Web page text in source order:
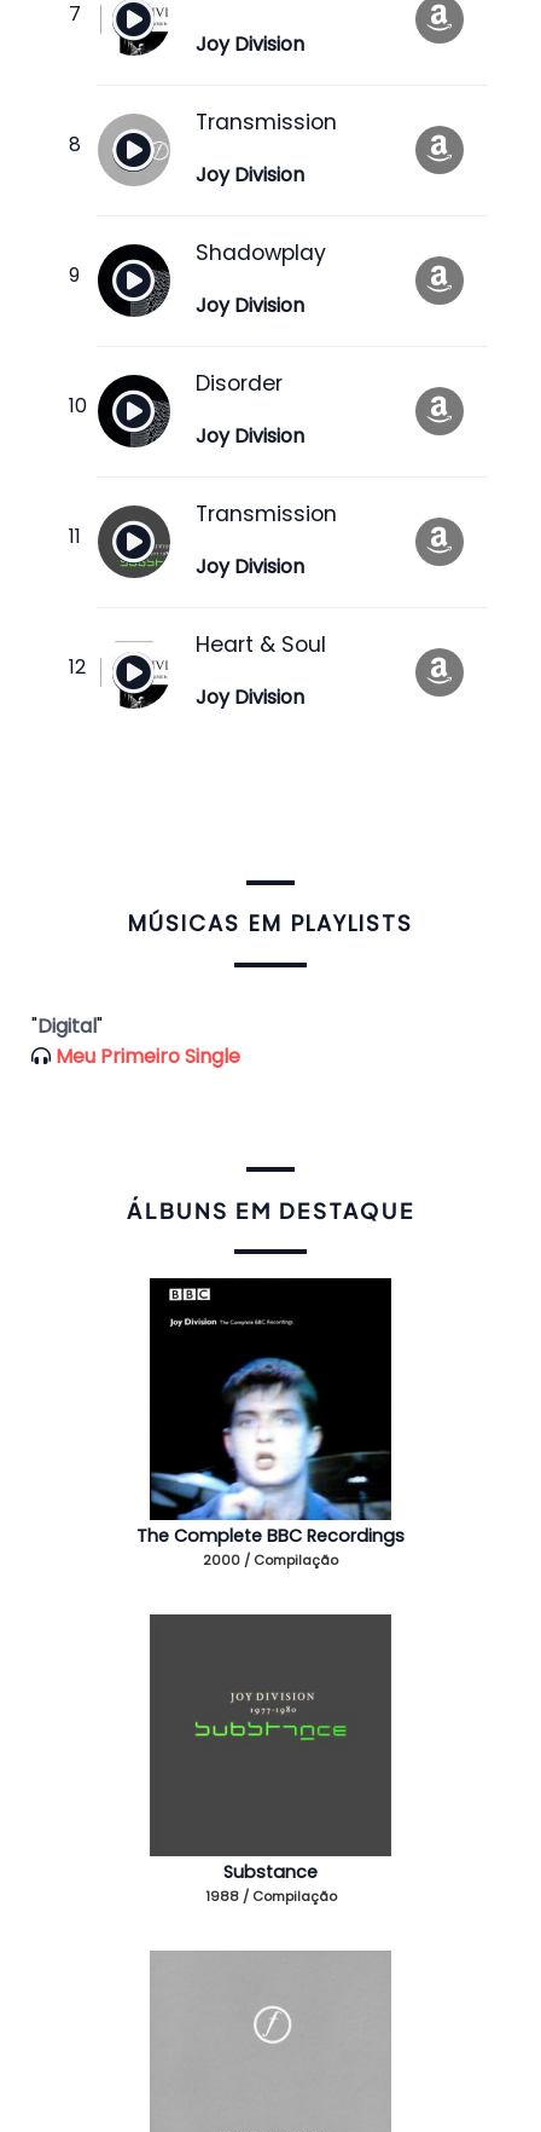
Joy Division
Transmission
Joy Division
Shadowplay
Joy Division
Disorder
Joy Division
Transmission
Joy Division
Heart & Soul
Joy Division
​MÚSICAS EM PLAYLISTS
"Digital"
Meu Primeiro Single
ÁLBUNS EM DESTAQUE
The Complete BBC Recordings
2000 / Compilação
Substance
1988 / Compilação